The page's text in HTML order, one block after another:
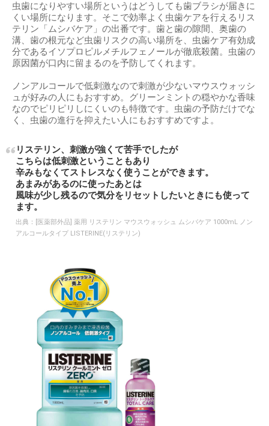
虫歯になりやすい場所というはどうしても歯ブラシが届きに
くい場所になります。そこで効率よく虫歯ケアを行えるリス
テリン「ムシバケア」の出番です。歯と歯の隙間、奥歯の
溝、歯の根元など虫歯リスクの高い場所を、虫歯ケア有効成
分であるイソプロピルメチルフェノールが徹底殺菌。虫歯の
原因菌が口内に留まるのを予防してくれます。
ノンアルコールで低刺激なので刺激が少ないマウスウォッシ
ュが好みの人にもおすすめ。グリーンミントの穏やかな香味
なのでピリピリしにくいのも特徴です。虫歯の予防だけでな
く、虫歯の進行を抑えたい人にもおすすめですよ。
リステリン、刺激が強くて苦手でしたが
こちらは低刺激ということもあり
辛みもなくてストレスなく使うことができます。
あまみがあるのに使ったあとは
風味が少し残るので気分をリセットしたいときにも使って
ます。
出典： [医薬部外品] 薬用 リステリン マウスウォッシュ ムシバケア 1000mL ノン
アルコールタイプ LISTERINE(リステリン)